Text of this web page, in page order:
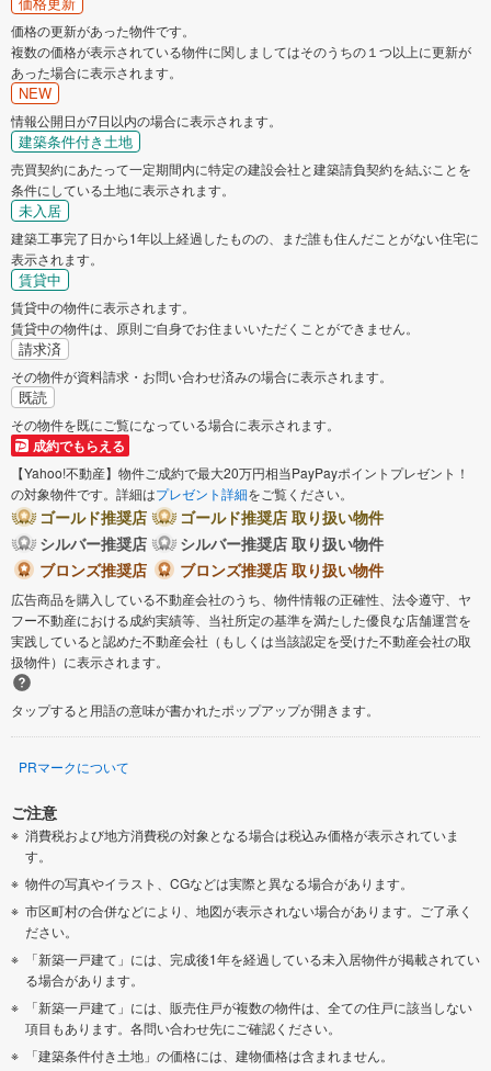
価格の更新があった物件です。
複数の価格が表示されている物件に関しましてはそのうちの１つ以上に更新が
あった場合に表示されます。
NEW
情報公開日が7日以内の場合に表示されます。
建築条件付き土地
売買契約にあたって一定期間内に特定の建設会社と建築請負契約を結ぶことを
条件にしている土地に表示されます。
未入居
建築工事完了日から1年以上経過したものの、まだ誰も住んだことがない住宅に
表示されます。
賃貸中
賃貸中の物件に表示されます。
賃貸中の物件は、原則ご自身でお住まいいただくことができません。
請求済
その物件が資料請求・お問い合わせ済みの場合に表示されます。
既読
その物件を既にご覧になっている場合に表示されます。
成約でもらえる
【Yahoo!不動産】物件ご成約で最大20万円相当PayPayポイントプレゼント！
の対象物件です。詳細はプレゼント詳細をご覧ください。
ゴールド推奨店
ゴールド推奨店 取り扱い物件
シルバー推奨店
シルバー推奨店 取り扱い物件
ブロンズ推奨店
ブロンズ推奨店 取り扱い物件
広告商品を購入している不動産会社のうち、物件情報の正確性、法令遵守、ヤ
フー不動産における成約実績等、当社所定の基準を満たした優良な店舗運営を
実践していると認めた不動産会社（もしくは当該認定を受けた不動産会社の取
扱物件）に表示されます。
タップすると用語の意味が書かれたポップアップが開きます。
PRマークについて
ご注意
消費税および地方消費税の対象となる場合は税込み価格が表示されていま
す。
物件の写真やイラスト、CGなどは実際と異なる場合があります。
市区町村の合併などにより、地図が表示されない場合があります。ご了承く
ださい。
「新築一戸建て」には、完成後1年を経過している未入居物件が掲載されてい
る場合があります。
「新築一戸建て」には、販売住戸が複数の物件は、全ての住戸に該当しない
項目もあります。各問い合わせ先にご確認ください。
「建築条件付き土地」の価格には、建物価格は含まれません。